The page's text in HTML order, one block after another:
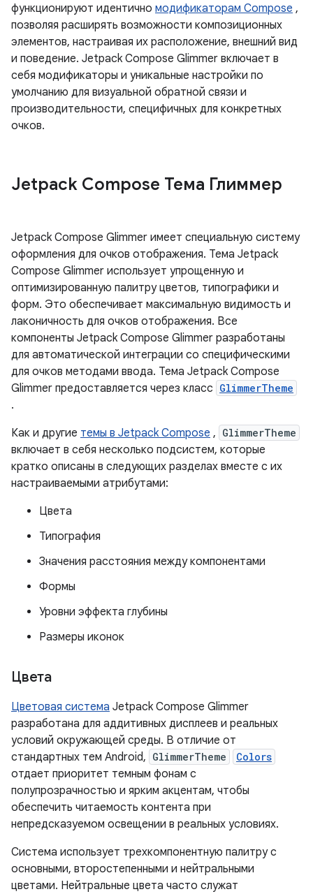
функционируют идентично модификаторам Compose ,
позволяя расширять возможности композиционных
элементов, настраивая их расположение, внешний вид
и поведение. Jetpack Compose Glimmer включает в
себя модификаторы и уникальные настройки по
умолчанию для визуальной обратной связи и
производительности, специфичных для конкретных
очков.
Jetpack Compose Тема Глиммер
Jetpack Compose Glimmer имеет специальную систему
оформления для очков отображения. Тема Jetpack
Compose Glimmer использует упрощенную и
оптимизированную палитру цветов, типографики и
форм. Это обеспечивает максимальную видимость и
лаконичность для очков отображения. Все
компоненты Jetpack Compose Glimmer разработаны
для автоматической интеграции со специфическими
для очков методами ввода. Тема Jetpack Compose
Glimmer предоставляется через класс GlimmerTheme
.
Как и другие темы в Jetpack Compose , GlimmerTheme
включает в себя несколько подсистем, которые
кратко описаны в следующих разделах вместе с их
настраиваемыми атрибутами:
Цвета
Типография
Значения расстояния между компонентами
Формы
Уровни эффекта глубины
Размеры иконок
Цвета
Цветовая система Jetpack Compose Glimmer
разработана для аддитивных дисплеев и реальных
условий окружающей среды. В отличие от
стандартных тем Android, GlimmerTheme Colors
отдает приоритет темным фонам с
полупрозрачностью и ярким акцентам, чтобы
обеспечить читаемость контента при
непредсказуемом освещении в реальных условиях.
Система использует трехкомпонентную палитру с
основными, второстепенными и нейтральными
цветами. Нейтральные цвета часто служат